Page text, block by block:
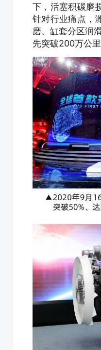
下，活塞积碳磨
针对行业痛点，
磨、缸套分区润
先突破200万公里